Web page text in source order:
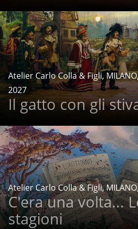
Atelier Carlo Colla & Figli,
2027
Il gatto con gli
Atelier Carlo Colla & Figli,
C'era una volta...
stagioni